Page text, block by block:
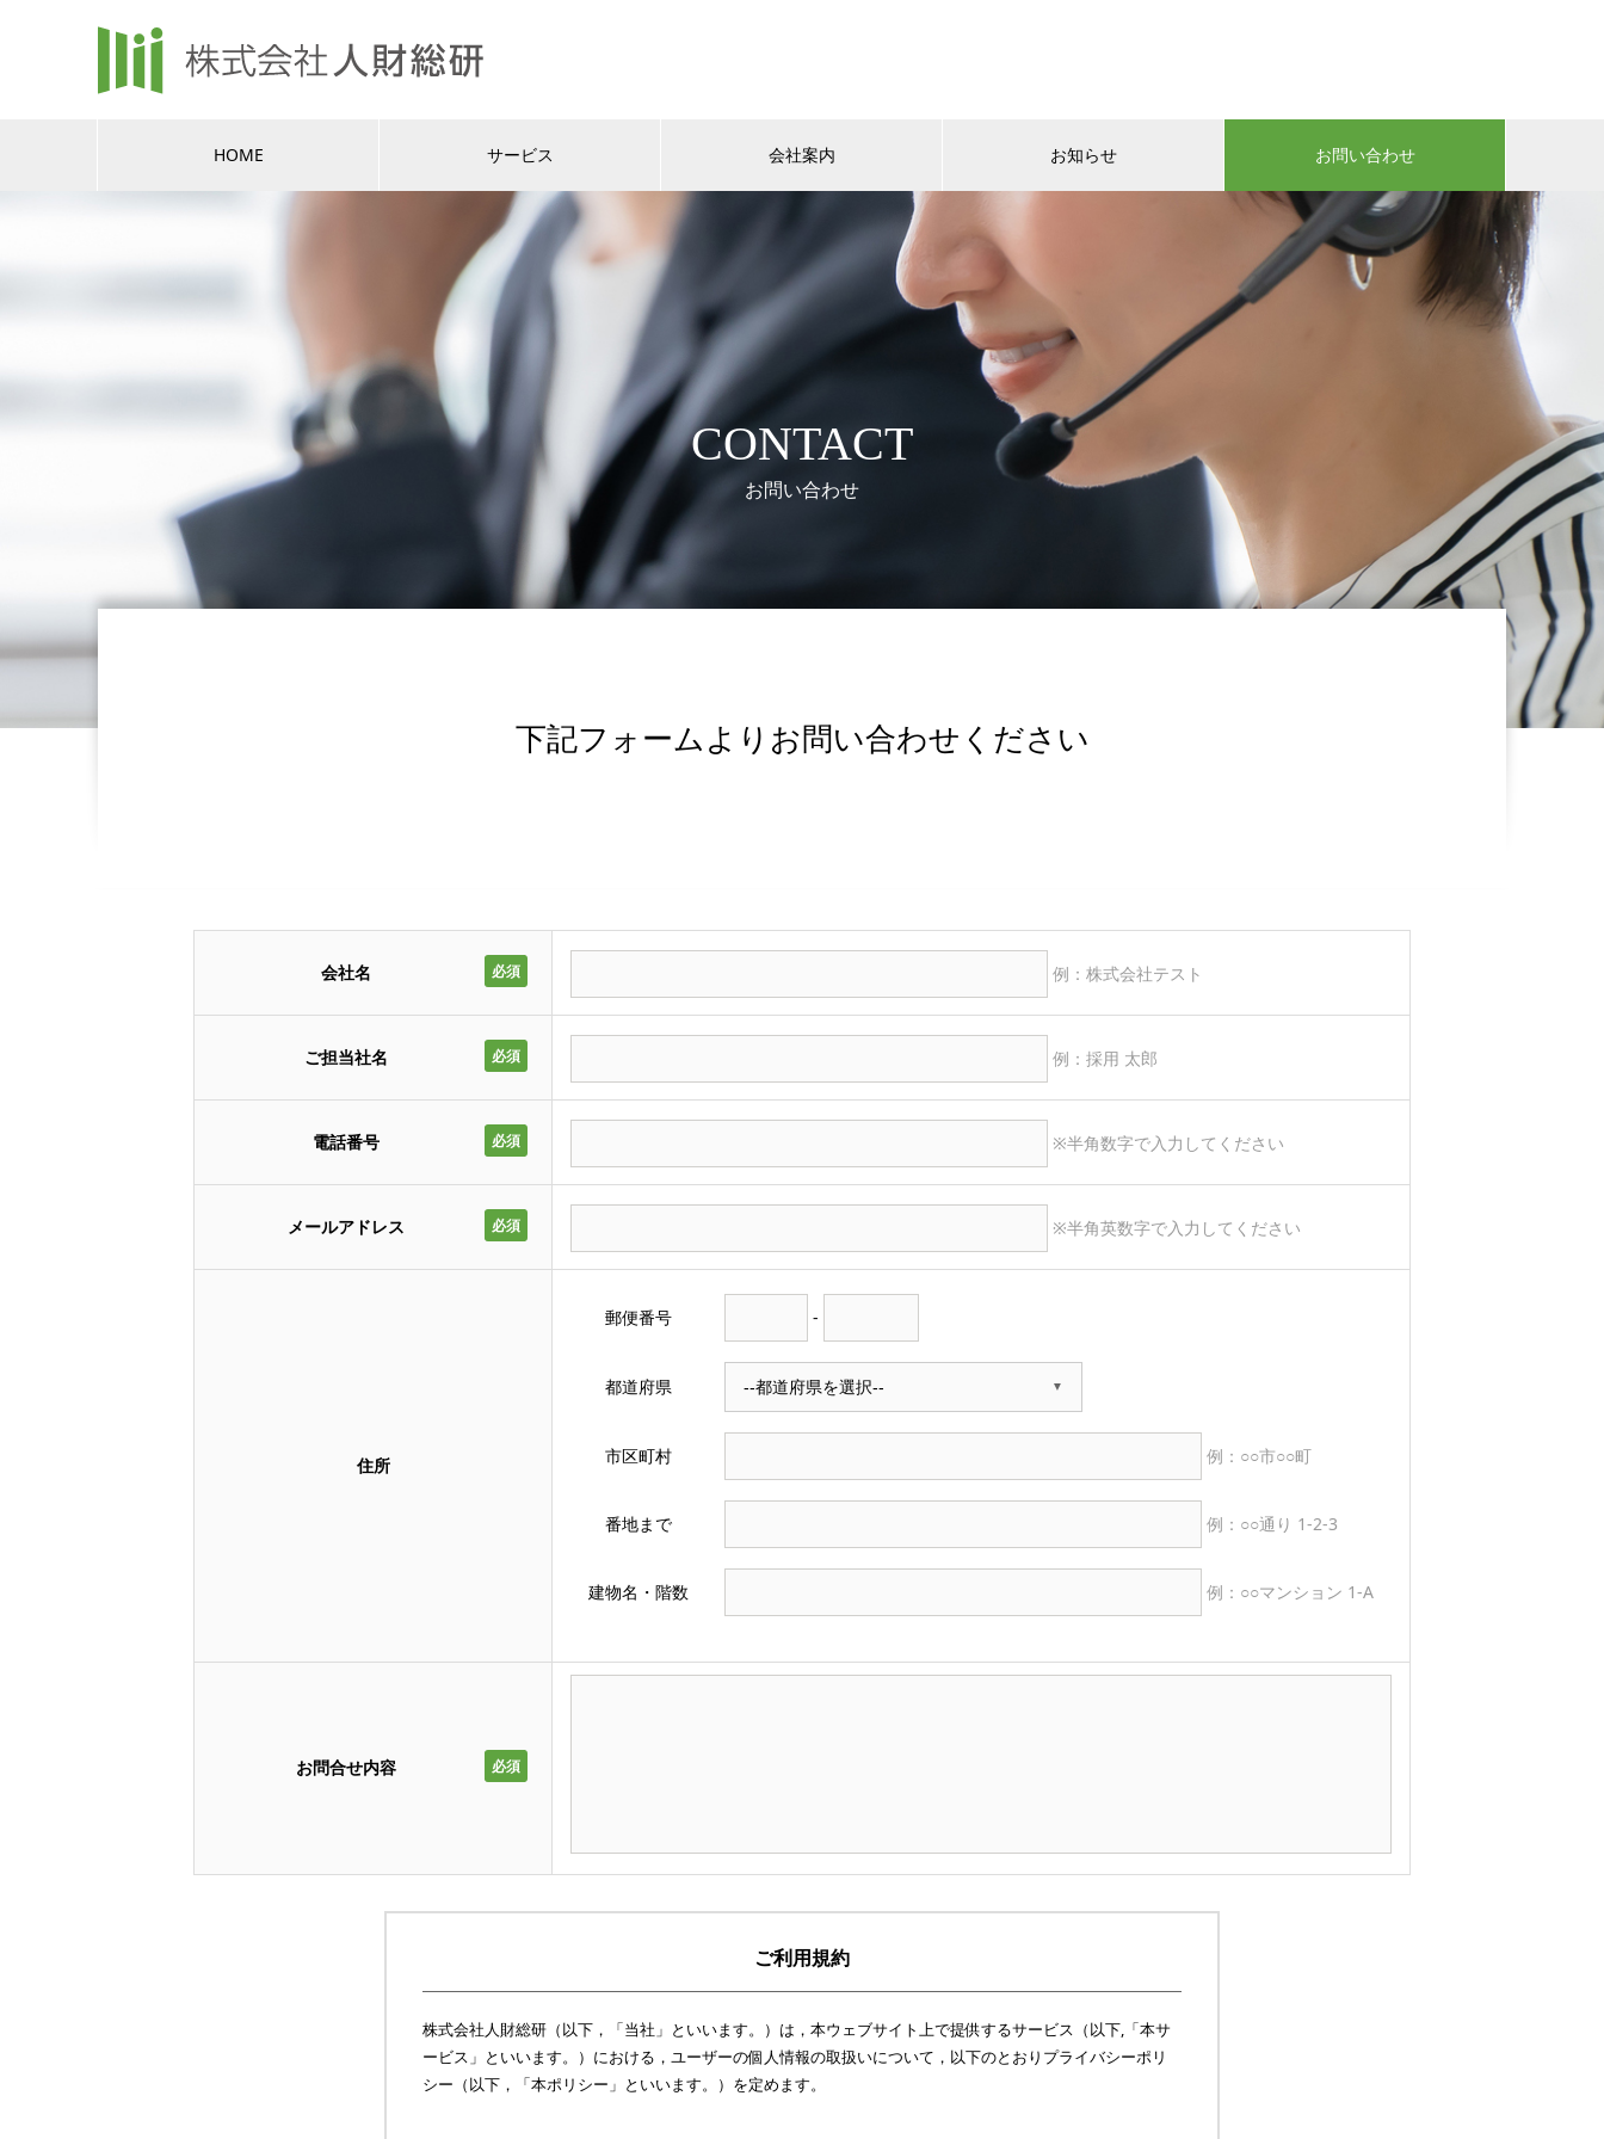
HOME サービス 会社案内 お知らせ お問い合わせ
CONTACT
お問い合わせ
下記フォームよりお問い合わせください
会社名 必須 例：株式会社テスト
ご担当社名 必須 例：採用 太郎
電話番号 必須 ※半角数字で入力してください
メールアドレス 必須 ※半角英数字で入力してください
住所
郵便番号 -
都道府県
市区町村 例：○○市○○町
番地まで 例：○○通り 1-2-3
建物名・階数 例：○○マンション 1-A
お問合せ内容 必須
ご利用規約
株式会社人財総研（以下，「当社」といいます。）は，本ウェブサイト上で提供するサービス（以下,「本サ
ービス」といいます。）における，ユーザーの個人情報の取扱いについて，以下のとおりプライバシーポリ
シー（以下，「本ポリシー」といいます。）を定めます。